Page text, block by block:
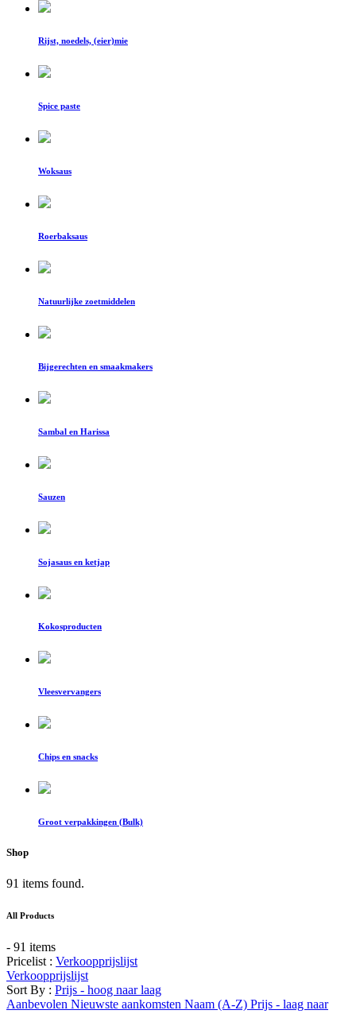
Rijst, noedels, (eier)mie
Spice paste
Woksaus
Roerbaksaus
Natuurlijke zoetmiddelen
Bijgerechten en smaakmakers
Sambal en Harissa
Sauzen
Sojasaus en ketjap
Kokosproducten
Vleesvervangers
Chips en snacks
Groot verpakkingen (Bulk)
Shop
91 items found.
All Products
- 91 items
Pricelist : Verkoopprijslijst
Verkoopprijslijst
Sort By : Prijs - hoog naar laag
Aanbevolen Nieuwste aankomsten Naam (A-Z) Prijs - laag naar